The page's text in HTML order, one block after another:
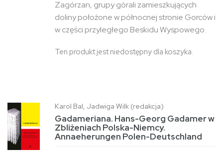
Zagórzan, grupy górali zamieszkujących
doliny położone w północnej stronie Gorców i
w części przyległego Beskidu Wyspowego.
Ten produkt jest niedostępny dla koszyka.
Karol Bal, Jadwiga Wilk (redakcja)
Gadameriana. Hans-Georg Gadamer w
Zbliżeniach Polska-Niemcy.
Annaeherungen Polen-Deutschland